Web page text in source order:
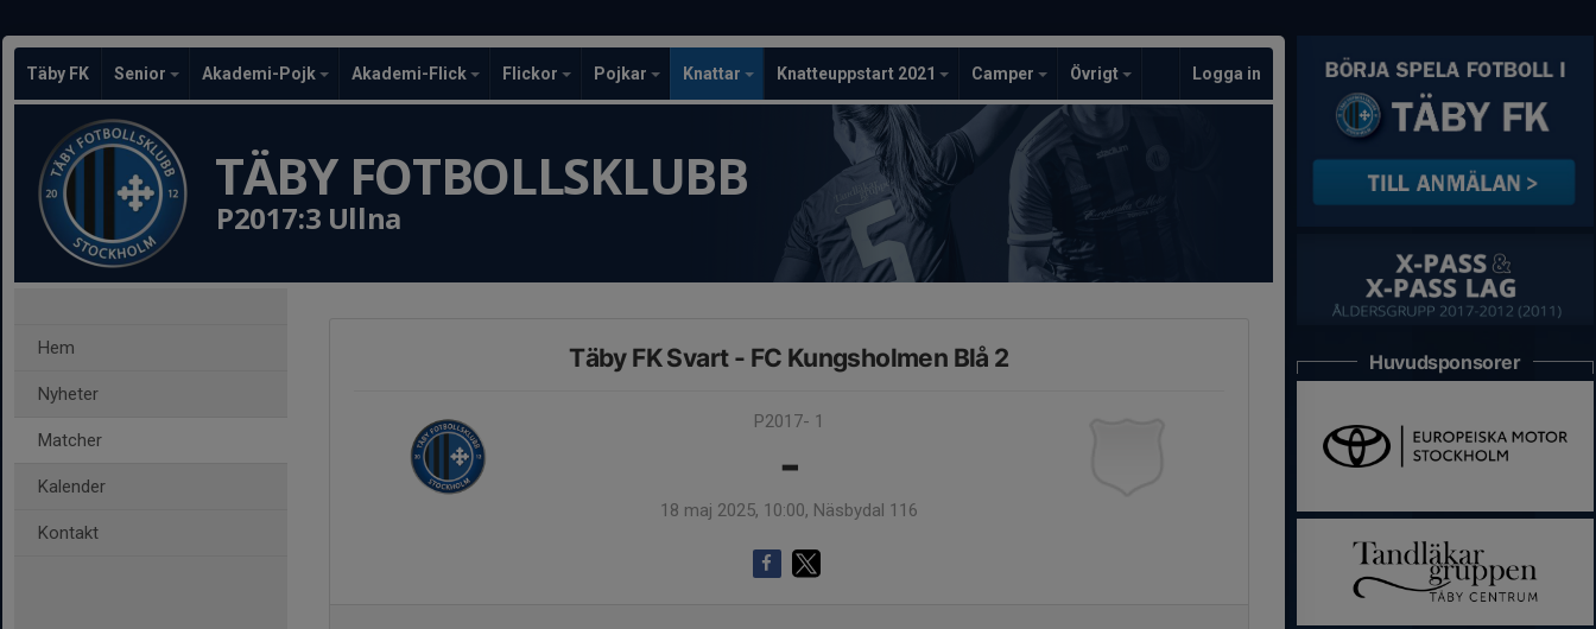
Täby FK Senior Akademi-Pojk Akademi-Flick Flickor Pojkar Knattar Knatteuppstart 2021 Camper Övrigt Logga in
TÄBY FOTBOLLSKLUBB
P2017:3 Ullna
Hem
Nyheter
Matcher
Kalender
Kontakt
Täby FK Svart - FC Kungsholmen Blå 2
P2017- 1
-
18 maj 2025, 10:00, Näsbydal 116
Huvudsponsorer